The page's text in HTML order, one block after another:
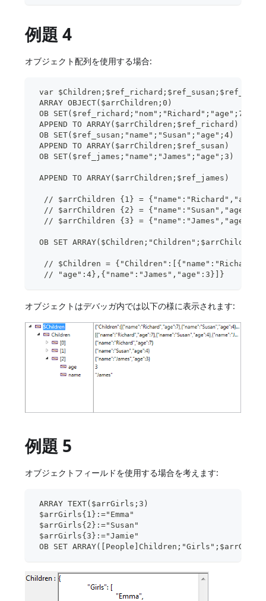
例題 4
オブジェクト配列を使用する場合:
var
ARRAY OBJECT($arrChildren;0)
OB SET($ref_richard;"nom";"Richard";"age";7)
APPEND TO ARRAY($arrChildren;$ref_richard)
OB SET($ref_susan;"name";"Susan";"age";4)
APPEND TO ARRAY($arrChildren;$ref_susan)
OB SET($ref_james;"name";"James";"age";3)
APPEND TO ARRAY($arrChildren;$ref_james)
// $arrChildren {1} =
// $arrChildren {2} = {"name":"Susan","age":4}
// $arrChildren {3} = {"name":"James","age":3}
OB SET ARRAY($Children;"Children";$arrChildren)
// $Children =
// "age":4},{"name":"James","age":3}]}
オブジェクトはデバッガ内では以下の様に表示されます:
例題 5
オブジェクトフィールドを使用する場合を考えます:
ARRAY TEXT($arrGirls;3)
$arrGirls{1}:="Emma"
$arrGirls{2}:="Susan"
$arrGirls{3}:="Jamie"
OB SET